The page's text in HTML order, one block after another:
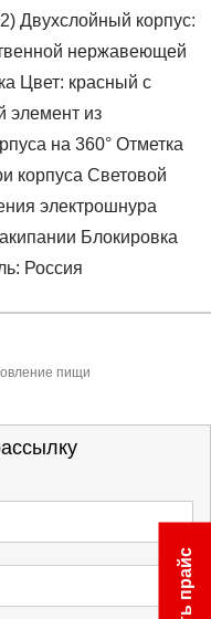
Двухслойный корпус:
нержавеющей
Цвет: красный с
элемент из
на 360° Отметка
корпуса Световой
электрошнура
Блокировка
Россия
оплаты счета.
счет после
конце счета,
пищи